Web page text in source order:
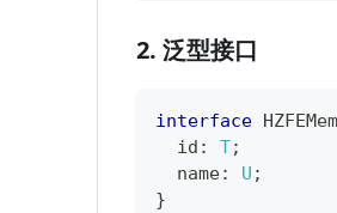
2. 泛型接口
interface
  id
: T;
  name
: U ;
}